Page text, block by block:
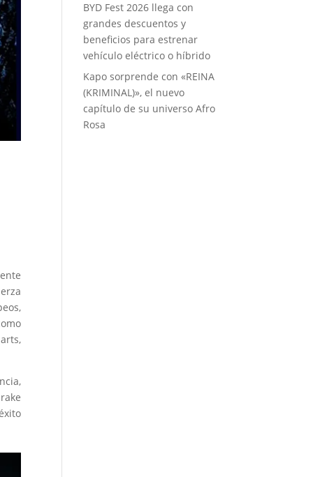
BYD Fest 2026 llega con
grandes descuentos y
beneficios para estrenar
vehículo eléctrico o híbrido
Kapo sorprende con «REINA
(KRIMINAL)», el nuevo
capítulo de su universo Afro
Rosa